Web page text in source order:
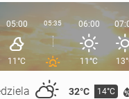
32°C 14°C
05:00
11°C
05:35 06:00
11°C